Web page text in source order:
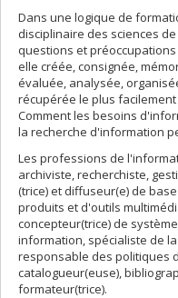
Dans une logique de
disciplinaire des sciences
questions et
elle créée, consignée,
évaluée, analysée,
récupérée le plus
Comment les besoins
la recherche d'information
Les professions de
archiviste, recherchiste,
(trice) et diffuseur(e) de
produits et d'outils
concepteur(trice) de
information, spécialiste de
responsable des politiques
catalogueur(euse),
formateur(trice).